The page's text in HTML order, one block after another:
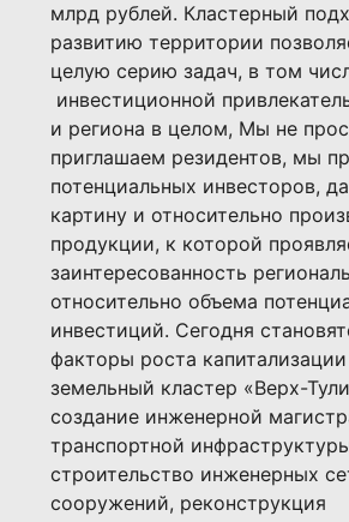
млрд рублей. Кластерный
развитию территории
целую серию задач, в том
инвестиционной
и региона в целом, Мы не
приглашаем резидентов, мы
потенциальных инвесторов,
картину и относительно
продукции, к которой
заинтересованность
относительно объема
инвестиций. Сегодня
факторы роста
земельный кластер «Верх-
создание инженерной
транспортной
строительство инженерных
сооружений, реконструкция